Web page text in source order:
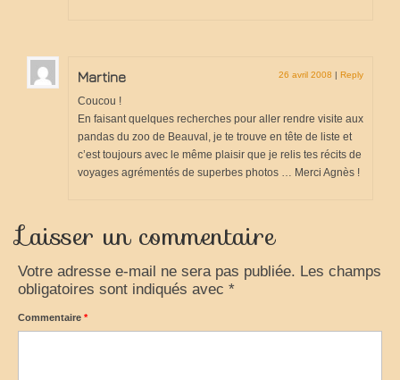
Martine 26 avril 2008 | Reply
Coucou !
En faisant quelques recherches pour aller rendre visite aux
pandas du zoo de Beauval, je te trouve en tête de liste et
c’est toujours avec le même plaisir que je relis tes récits de
voyages agrémentés de superbes photos … Merci Agnès !
Laisser un commentaire
Votre adresse e-mail ne sera pas publiée. Les champs
obligatoires sont indiqués avec *
Commentaire *